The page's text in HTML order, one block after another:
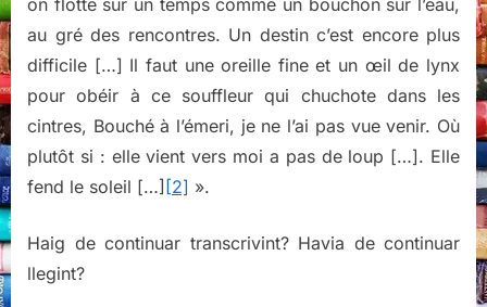
on flotte sur un temps comme un bouchon sur l’eau,
au gré des rencontres. Un destin c’est encore plus
difficile […] Il faut une oreille fine et un œil de lynx
pour obéir à ce souffleur qui chuchote dans les
cintres, Bouché à l’émeri, je ne l’ai pas vue venir. Où
plutôt si : elle vient vers moi a pas de loup […]. Elle
fend le soleil […] [2] ».
Haig de continuar transcrivint? Havia de continuar
llegint?